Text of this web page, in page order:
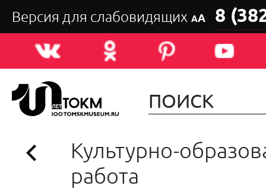
Версия для слабовидящих АА 8
Культурно-
работа